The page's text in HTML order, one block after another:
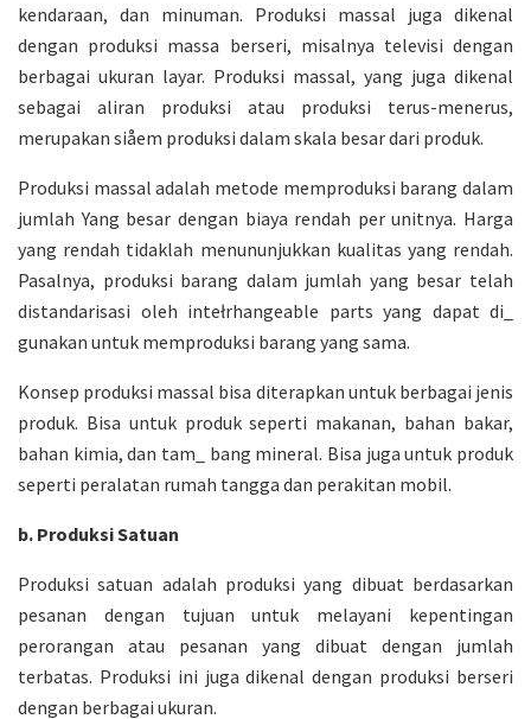
kendaraan, dan minuman. Produksi massal juga dikenal
dengan produksi massa berseri, misalnya televisi dengan
berbagai ukuran layar. Produksi massal, yang juga dikenal
sebagai aliran produksi atau produksi terus-menerus,
merupakan siåem produksi dalam skala besar dari produk.
Produksi massal adalah metode memproduksi barang dalam
jumlah Yang besar dengan biaya rendah per unitnya. Harga
yang rendah tidaklah menununjukkan kualitas yang rendah.
Pasalnya, produksi barang dalam jumlah yang besar telah
distandarisasi oleh intełrhangeable parts yang dapat di_
gunakan untuk memproduksi barang yang sama.
Konsep produksi massal bisa diterapkan untuk berbagai jenis
produk. Bisa untuk produk seperti makanan, bahan bakar,
bahan kimia, dan tam_ bang mineral. Bisa juga untuk produk
seperti peralatan rumah tangga dan perakitan mobil.
b. Produksi Satuan
Produksi satuan adalah produksi yang dibuat berdasarkan
pesanan dengan tujuan untuk melayani kepentingan
perorangan atau pesanan yang dibuat dengan jumlah
terbatas. Produksi ini juga dikenal dengan produksi berseri
dengan berbagai ukuran.